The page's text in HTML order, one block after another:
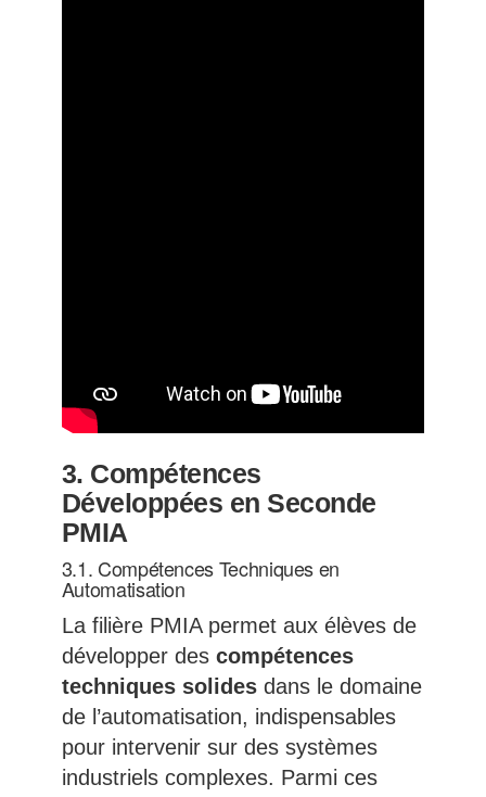
3. Compétences
Développées en Seconde
PMIA
3.1. Compétences Techniques en
Automatisation
La filière PMIA permet aux élèves de
développer des compétences
techniques solidesdans le domaine
de l’automatisation, indispensables
pour intervenir sur des systèmes
industriels complexes. Parmi ces